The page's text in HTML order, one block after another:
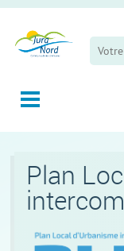
Plan
Panneau de gestion